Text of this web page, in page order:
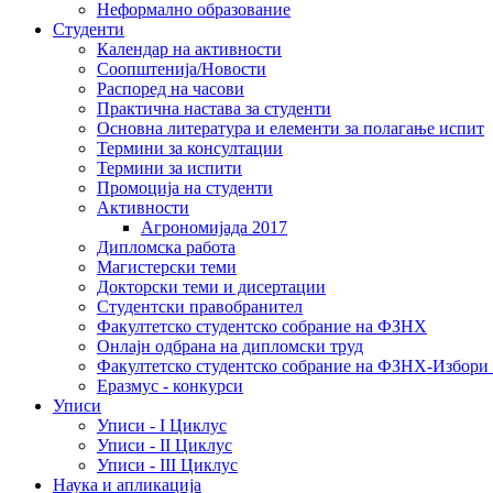
Неформално образование
Студенти
Календар на активности
Соопштенија/Новости
Распоред на часови
Практична настава за студенти
Основна литература и елементи за полагање испит
Термини за консултации
Термини за испити
Промоција на студенти
Активности
Агрономијада 2017
Дипломска работа
Магистерски теми
Докторски теми и дисертации
Студентски правобранител
Факултетско студентско собрание на ФЗНХ
Онлајн одбрана на дипломски труд
Факултетско студентско собрание на ФЗНХ-
Еразмус - конкурси
Уписи
Уписи - I Циклус
Уписи - II Циклус
Уписи - III Циклус
Наука и апликација